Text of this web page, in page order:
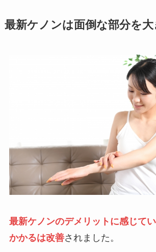
最新ケノンは面倒な部分を
最新ケノンのデメリットに感じて
かかるは改善されました。